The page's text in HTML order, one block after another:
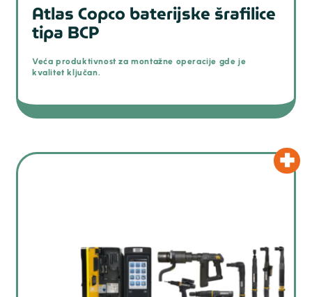
Atlas Copco baterijske šrafilice
tipa BCP
Veća produktivnost za montažne operacije gde je
kvalitet ključan.